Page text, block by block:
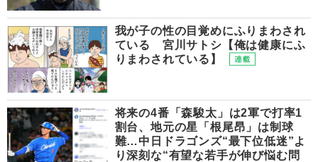
我が子の性の目覚めにふりまわされ
ている 宮川サトシ【俺は健康にふ
りまわされている】
将来の4番「森駿太」は2軍で打率1
割台、地元の星「根尾昂」は制球
難…中日ドラゴンズ“最下位低迷”よ
り深刻な“有望な若手が伸び悩む問